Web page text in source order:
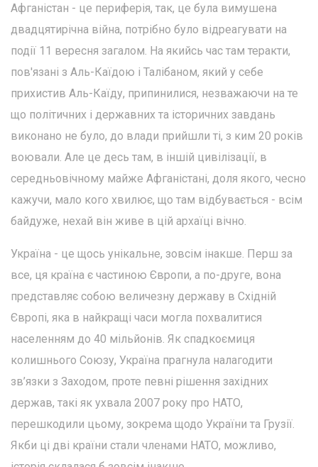
Афганістан - це периферія, так, це була вимушена
двадцятирічна війна, потрібно було відреагувати на
події 11 вересня загалом. На якийсь час там теракти,
пов'язані з Аль-Каїдою і Талібаном, який у себе
прихистив Аль-Каїду, припинилися, незважаючи на те
що політичних і державних та історичних завдань
виконано не було, до влади прийшли ті, з ким 20 років
воювали. Але це десь там, в іншій цивілізації, в
середньовічному майже Афганістані, доля якого, чесно
кажучи, мало кого хвилює, що там відбувається - всім
байдуже, нехай він живе в цій архаїці вічно.
Україна - це щось унікальне, зовсім інакше. Перш за
все, ця країна є частиною Європи, а по-друге, вона
представляє собою величезну державу в Східній
Європі, яка в найкращі часи могла похвалитися
населенням до 40 мільйонів. Як спадкоємиця
колишнього Союзу, Україна прагнула налагодити
зв’язки з Заходом, проте певні рішення західних
держав, такі як ухвала 2007 року про НАТО,
перешкодили цьому, зокрема щодо України та Грузії.
Якби ці дві країни стали членами НАТО, можливо,